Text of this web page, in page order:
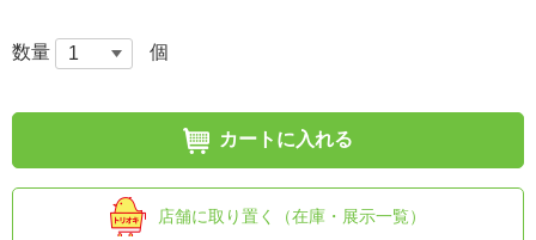
数量 個
カートに入れる
店舗に取り置く（在庫・展示一覧）